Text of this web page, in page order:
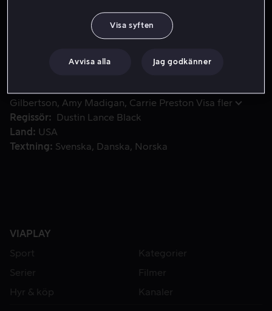
I en liten amerikansk stad bor Virginia, som är en
I en liten amerikansk stad bor Virginia, som är en
kärleksfull och ambitiös ensamstående mamma – och
stadens knäppskalle. Snart hotar hennes förhållande
Gilbertson
Amy Madigan Carrie Preston Visa fler
Regissör
Dustin Lance Black
Land
USA
Textning
Svenska Danska Norska
VIAPLAY
Sport
Kategorier
Serier
Filmer
Hyr & köp
Kanaler
Visa syften
Avvisa alla Jag godkänner